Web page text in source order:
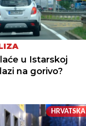
u Istarskoj
na gorivo?
HRVATSKA